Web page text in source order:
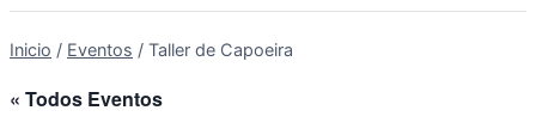
Inicio / Eventos / Taller de Capoeira
« Todos Eventos